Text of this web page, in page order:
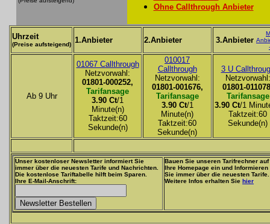
Ohne Callthrough Anbieter
Uhrzeit
(Preise aufsteigend) 1.Anbieter 2.Anbieter 3.Anbieter
Ab 9 Uhr
01067 Callthrough
Netzvorwahl:
01801-000252,
Tarifansage
3.90 Ct/1
Minute(n)
Taktzeit:60
Sekunde(n)
010017
Callthrough
Netzvorwahl:
01801-001676,
Tarifansage
3.90 Ct/1
Minute(n)
Taktzeit:60
Sekunde(n)
3 U
Netzvorwahl:
01801-
Tarifansage
3.90 Ct/1
Taktzeit:60
Sekunde(n)
Unser kostenloser Newsletter informiert Sie
immer über die neuesten Tarife und Nachrichten.
Die kostenlose Tariftabelle hilft beim Sparen.
Ihre E-Mail-Anschrift:
Bauen Sie unseren Tarifrechner auf
Ihre Homepage ein und Informieren
Sie immer über die neuesten Tarife.
Weitere Infos erhalten Sie hier